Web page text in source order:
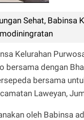
Sehat, Babinsa
Kelurahan
bersama dengan
bersama
Laweyan,
oleh Babinsa